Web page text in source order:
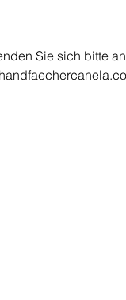
Sie sich bitte